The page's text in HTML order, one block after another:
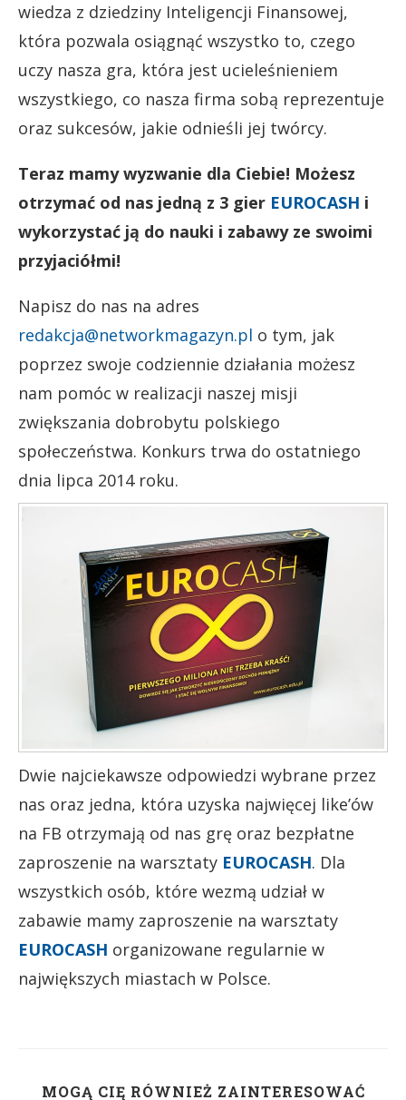
wiedza z dziedziny Inteligencji Finansowej,
która pozwala osiągnąć wszystko to, czego
uczy nasza gra, która jest ucieleśnieniem
wszystkiego, co nasza firma sobą reprezentuje
oraz sukcesów, jakie odnieśli jej twórcy.
Teraz mamy wyzwanie dla Ciebie! Możesz
otrzymać od nas jedną z 3 gier EUROCASH i
wykorzystać ją do nauki i zabawy ze swoimi
przyjaciółmi!
Napisz do nas na adres
redakcja@networkmagazyn.pl o tym, jak
poprzez swoje codziennie działania możesz
nam pomóc w realizacji naszej misji
zwiększania dobrobytu polskiego
społeczeństwa. Konkurs trwa do ostatniego
dnia lipca 2014 roku.
Dwie najciekawsze odpowiedzi wybrane przez
nas oraz jedna, która uzyska najwięcej like’ów
na FB otrzymają od nas grę oraz bezpłatne
zaproszenie na warsztaty EUROCASH. Dla
wszystkich osób, które wezmą udział w
zabawie mamy zaproszenie na warsztaty
EUROCASH organizowane regularnie w
największych miastach w Polsce.
MOGĄ CIĘ RÓWNIEŻ ZAINTERESOWAĆ